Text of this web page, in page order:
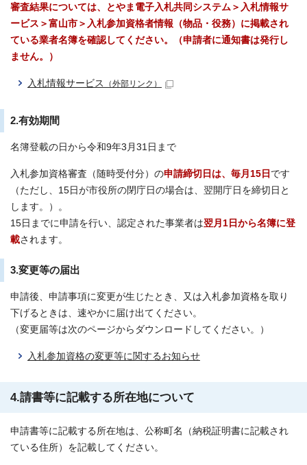
審査結果については、とやま電子入札共同システム＞入札情報サ
ービス＞富山市＞入札参加資格者情報（物品・役務）に掲載され
ている業者名簿を確認してください。（申請者に通知書は発行し
ません。）
入札情報サービス （外部リンク）
2.有効期間
名簿登載の日から令和9年3月31日まで
入札参加資格審査（随時受付分）の申請締切日は、毎月15日 です
（ただし、15日が市役所の閉庁日の場合は、翌開庁日を締切日と
します。）。
15日までに申請を行い、認定された事業者は翌月1日から名簿に登
載されます。
3.変更等の届出
申請後、申請事項に変更が生じたとき、又は入札参加資格を取り
下げるときは、速やかに届け出てください。
（変更届等は次のページからダウンロードしてください。）
入札参加資格の変更等に関するお知らせ
4.請書等に記載する所在地について
申請書等に記載する所在地は、公称町名（納税証明書に記載され
ている住所）を記載してください。